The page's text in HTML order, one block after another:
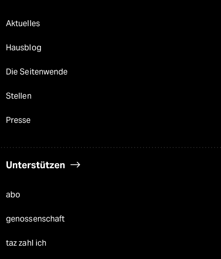
Aktuelles
Hausblog
Die Seitenwende
Stellen
Presse
Unterstützen
abo
genossenschaft
taz zahl ich